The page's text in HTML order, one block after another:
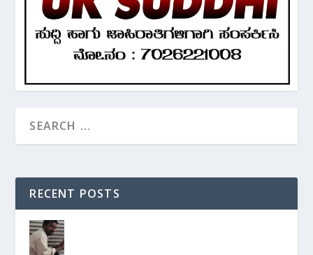
RECENT POSTS